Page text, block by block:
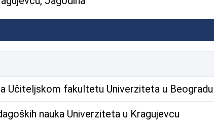
Učiteljskom fakultetu Univerziteta u Beogradu
nauka Univerziteta u Kragujevcu